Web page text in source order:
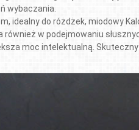
wybaczania.
idealny do różdżek, miodowy
również w podejmowaniu
moc intelektualną. Skuteczny